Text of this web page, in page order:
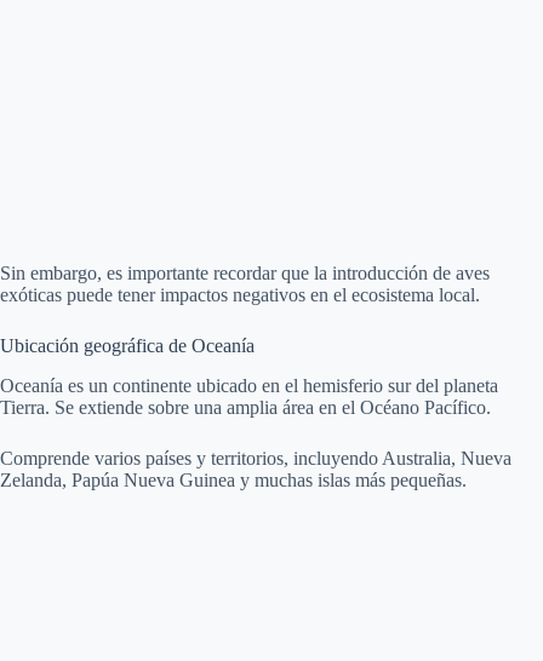
Sin embargo, es importante recordar que la introducción de aves
exóticas puede tener impactos negativos en el ecosistema local.
Ubicación geográfica de Oceanía
Oceanía es un continente ubicado en el hemisferio sur del planeta
Tierra. Se extiende sobre una amplia área en el Océano Pacífico.
Comprende varios países y territorios, incluyendo Australia, Nueva
Zelanda, Papúa Nueva Guinea y muchas islas más pequeñas.